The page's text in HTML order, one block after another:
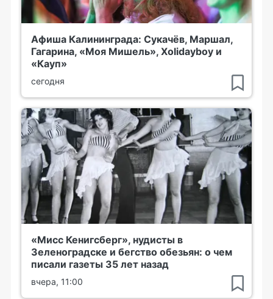
Афиша Калининграда: Сукачёв, Маршал,
Гагарина, «Моя Мишель», Xolidayboy и
«Кауп»
сегодня
«Мисс Кенигсберг», нудисты в
Зеленоградске и бегство обезьян: о чем
писали газеты 35 лет назад
вчера, 11:00